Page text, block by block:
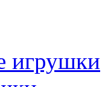
игрушки